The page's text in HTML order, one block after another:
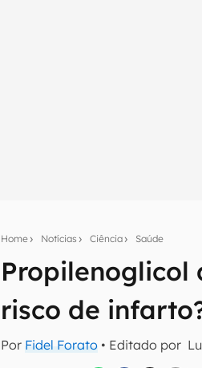
Home Notícias Ciência Saúde
Propilenoglicol
risco de
Por Fidel Forato • Editado por
Seu resumo
Assine a newsletter do